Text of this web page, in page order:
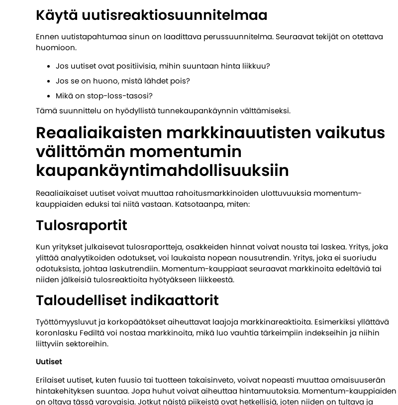
Käytä uutisreaktiosuunnitelmaa
Ennen uutistapahtumaa sinun on laadittava perussuunnitelma. Seuraavat tekijät on otettava
huomioon.
Jos uutiset ovat positiivisia, mihin suuntaan hinta liikkuu?
Jos se on huono, mistä lähdet pois?
Mikä on stop-loss-tasosi?
Tämä suunnittelu on hyödyllistä tunnekaupankäynnin välttämiseksi.
Reaaliaikaisten markkinauutisten vaikutus
välittömän momentumin
kaupankäyntimahdollisuuksiin
Reaaliaikaiset uutiset voivat muuttaa rahoitusmarkkinoiden ulottuvuuksia momentum-
kauppiaiden eduksi tai niitä vastaan. Katsotaanpa, miten:
Tulosraportit
Kun yritykset julkaisevat tulosraportteja, osakkeiden hinnat voivat nousta tai laskea. Yritys, joka
ylittää analyytikoiden odotukset, voi laukaista nopean nousutrendin. Yritys, joka ei suoriudu
odotuksista, johtaa laskutrendiin. Momentum-kauppiaat seuraavat markkinoita edeltäviä tai
niiden jälkeisiä tulosreaktioita hyötyäkseen liikkeestä.
Taloudelliset indikaattorit
Työttömyysluvut ja korkopäätökset aiheuttavat laajoja markkinareaktioita. Esimerkiksi yllättävä
koronlasku Fediltä voi nostaa markkinoita, mikä luo vauhtia tärkeimpiin indekseihin ja niihin
liittyviin sektoreihin.
Uutiset
Erilaiset uutiset, kuten fuusio tai tuotteen takaisinveto, voivat nopeasti muuttaa omaisuuserän
hintakehityksen suuntaa. Jopa huhut voivat aiheuttaa hintamuutoksia. Momentum-kauppiaiden
on oltava tässä varovaisia. Jotkut näistä piikeistä ovat hetkellisiä, joten niiden on tultava ja